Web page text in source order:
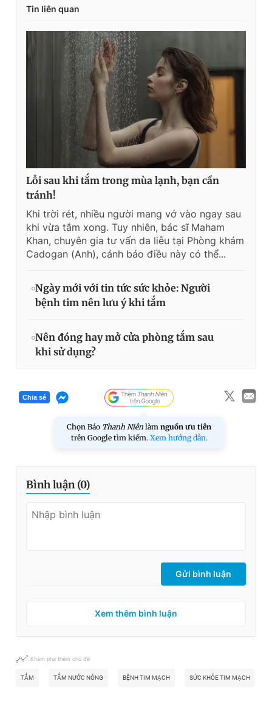
Tin liên quan
Lỗi sau khi tắm trong mùa lạnh, bạn cần
tránh!
Khi trời rét, nhiều người mang vớ vào ngay sau
khi vừa tắm xong. Tuy nhiên, bác sĩ Maham
Khan, chuyên gia tư vấn da liễu tại Phòng khám
Cadogan (Anh), cảnh báo điều này có thể...
Ngày mới với tin tức sức khỏe: Người
bệnh tim nên lưu ý khi tắm
Nên đóng hay mở cửa phòng tắm sau
khi sử dụng?
Chia sẻ
Chọn Báo Thanh Niên làm nguồn ưu tiên
trên Google tìm kiếm. Xem hướng dẫn.
Bình luận (0)
Gửi bình luận
Xem thêm bình luận
Khám phá thêm chủ đề
TẮM TẮM NƯỚC NÓNG BỆNH TIM MẠCH SỨC KHỎE TIM MẠCH